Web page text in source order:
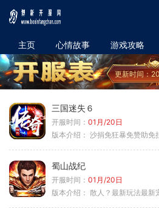
主页 心情故事 游戏攻略
更新时间：
三国迷失６
开服时间： 01月/20日
版本介绍： 沙捐免狂暴免赞助免
蜀山战纪
开服时间： 01月/20日
版本介绍： 散人？最新玩法最新